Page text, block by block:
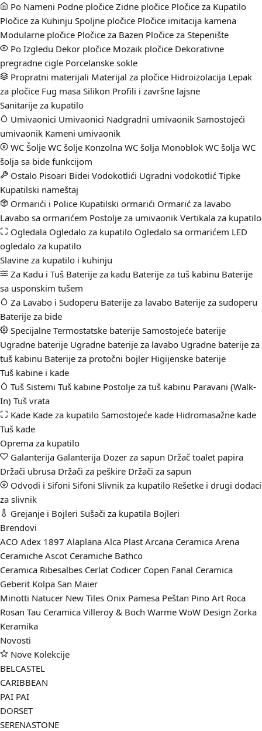
Po Nameni Podne pločice Zidne pločice Pločice za Kupatilo
Pločice za Kuhinju Spoljne pločice Pločice imitacija kamena
Modularne pločice Pločice za Bazen Pločice za Stepenište
Po Izgledu Dekor pločice Mozaik pločice Dekorativne
pregradne cigle Porcelanske sokle
Propratni materijali Materijal za pločice Hidroizolacija Lepak
za pločice Fug masa Silikon Profili i završne lajsne
Sanitarije za kupatilo
Umivaonici Umivaonici Nadgradni umivaonik Samostojeći
umivaonik Kameni umivaonik
WC Šolje WC šolje Konzolna WC šolja Monoblok WC šolja WC
šolja sa bide funkcijom
Ostalo Pisoari Bidei Vodokotlići Ugradni vodokotlić Tipke
Kupatilski nameštaj
Ormarići i Police Kupatilski ormarići Ormarić za lavabo
Lavabo sa ormarićem Postolje za umivaonik Vertikala za kupatilo
Ogledala Ogledalo za kupatilo Ogledalo sa ormarićem LED
ogledalo za kupatilo
Slavine za kupatilo i kuhinju
Za Kadu i Tuš Baterije za kadu Baterije za tuš kabinu Baterije
sa usponskim tušem
Za Lavabo i Sudoperu Baterije za lavabo Baterije za sudoperu
Baterije za bide
Specijalne Termostatske baterije Samostojeće baterije
Ugradne baterije Ugradne baterije za lavabo Ugradne baterije za
tuš kabinu Baterije za protočni bojler Higijenske baterije
Tuš kabine i kade
Tuš Sistemi Tuš kabine Postolje za tuš kabinu Paravani (Walk-
In) Tuš vrata
Kade Kade za kupatilo Samostojeće kade Hidromasažne kade
Tuš kade
Oprema za kupatilo
Galanterija Galanterija Dozer za sapun Držač toalet papira
Držači ubrusa Držači za peškire Držači za sapun
Odvodi i Sifoni Sifoni Slivnik za kupatilo Rešetke i drugi dodaci
za slivnik
Grejanje i Bojleri Sušači za kupatila Bojleri
Brendovi
ACO Adex 1897 Alaplana Alca Plast Arcana Ceramica Arena
Ceramiche Ascot Ceramiche Bathco
Ceramica Ribesalbes Cerlat Codicer Copen Fanal Ceramica
Geberit Kolpa San Maier
Minotti Natucer New Tiles Onix Pamesa Peštan Pino Art Roca
Rosan Tau Ceramica Villeroy & Boch Warme WoW Design Zorka
Keramika
Novosti
Nove Kolekcije
BELCASTEL
CARIBBEAN
PAI PAI
DORSET
SERENASTONE